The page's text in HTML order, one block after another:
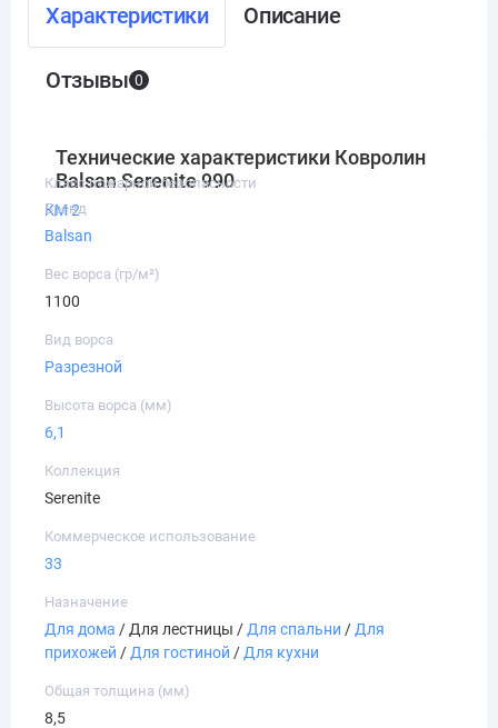
Характеристики Описание
Отзывы 0
Технические характеристики Ковролин
Balsan Serenite 990
Класс пожарной безопасности
КМ 2
Бренд
Balsan
Вес ворса (гр/м²)
1100
Вид ворса
Разрезной
Высота ворса (мм)
6,1
Коллекция
Serenite
Коммерческое использование
33
Назначение
Для дома / Для лестницы /Для спальни /Для
прихожей /Для гостиной /Для кухни
Общая толщина (мм)
8,5